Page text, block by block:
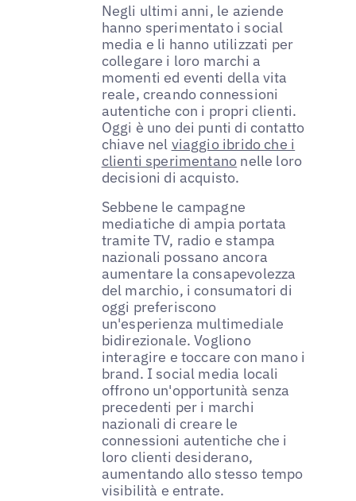
Negli ultimi anni, le aziende
hanno sperimentato i social
media e li hanno utilizzati per
collegare i loro marchi a
momenti ed eventi della vita
reale, creando connessioni
autentiche con i propri clienti.
Oggi è uno dei punti di contatto
chiave nel viaggio ibrido che i
clienti sperimentano nelle loro
decisioni di acquisto.
Sebbene le campagne
mediatiche di ampia portata
tramite TV, radio e stampa
nazionali possano ancora
aumentare la consapevolezza
del marchio, i consumatori di
oggi preferiscono
un'esperienza multimediale
bidirezionale. Vogliono
interagire e toccare con mano i
brand. I social media locali
offrono un'opportunità senza
precedenti per i marchi
nazionali di creare le
connessioni autentiche che i
loro clienti desiderano,
aumentando allo stesso tempo
visibilità e entrate.